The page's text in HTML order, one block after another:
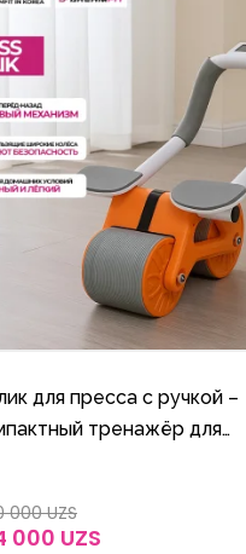
для пресса с ручкой –
тренажёр для
000 UZS
000 UZS